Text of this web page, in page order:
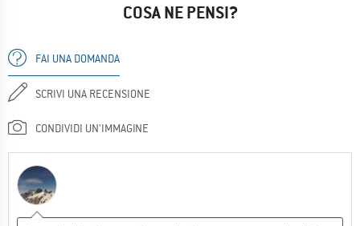
COSA NE PENSI?
FAI UNA DOMANDA
SCRIVI UNA RECENSIONE
CONDIVIDI UN'IMMAGINE